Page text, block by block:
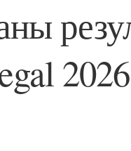
2026